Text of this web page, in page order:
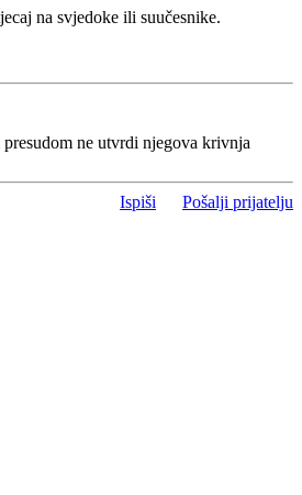
na svjedoke ili suučesnike.
ne utvrdi njegova krivnja
Ispiši Pošalji prijatelju